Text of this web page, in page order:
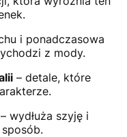
i ponadczasowa
z mody.
– detale, które
– wydłuża szyję i